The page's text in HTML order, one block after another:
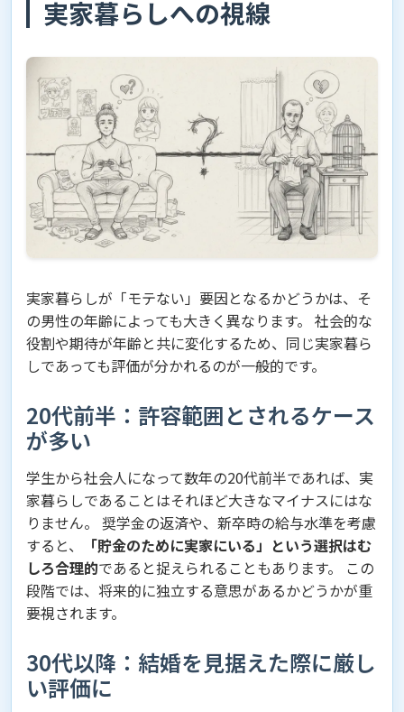
実家暮らしへの視線
実家暮らしが「モテない」要因となるかどうかは、そ
の男性の年齢によっても大きく異なります。 社会的な
役割や期待が年齢と共に変化するため、同じ実家暮ら
しであっても評価が分かれるのが一般的です。
20代前半：許容範囲とされるケース
が多い
学生から社会人になって数年の20代前半であれば、実
家暮らしであることはそれほど大きなマイナスにはな
りません。 奨学金の返済や、新卒時の給与水準を考慮
すると、
「貯金のために実家にいる」という選択はむ
しろ合理的であると捉えられることもあります。 この
段階では、将来的に独立する意思があるかどうかが重
要視されます。
30代以降：結婚を見据えた際に厳し
い評価に